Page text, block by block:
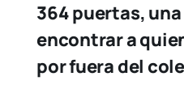
364 puertas,
encontrar a
por fuera del